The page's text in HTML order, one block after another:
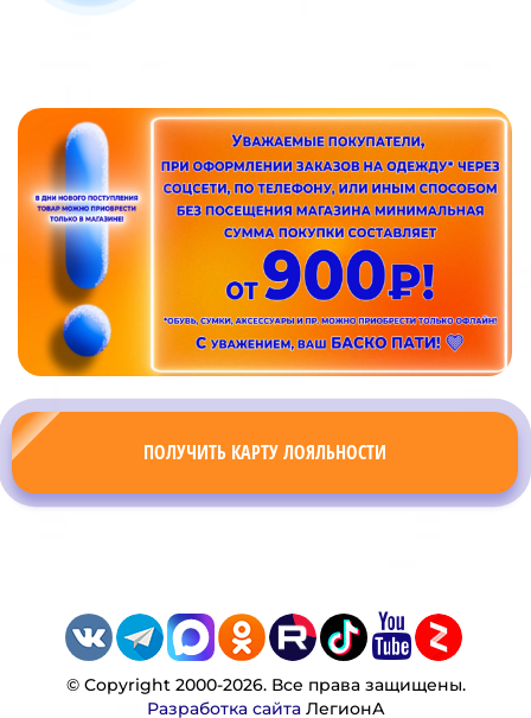
ПОЛУЧИТЬ КАРТУ ЛОЯЛЬНОСТИ
© Copyright 2000-2026. Все права защищены.
Разработка сайтаЛегионА